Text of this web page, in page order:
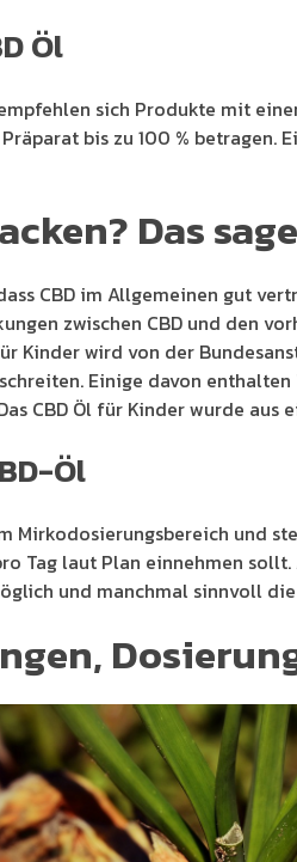
Öl
sich Produkte mit
bis zu 100 % betragen.
Das
CBD im Allgemeinen gut
zwischen CBD und den
Kinder wird von der
Einige davon
CBD Öl für Kinder wurde
Öl
und
Tag laut Plan einnehmen
und manchmal sinnvoll